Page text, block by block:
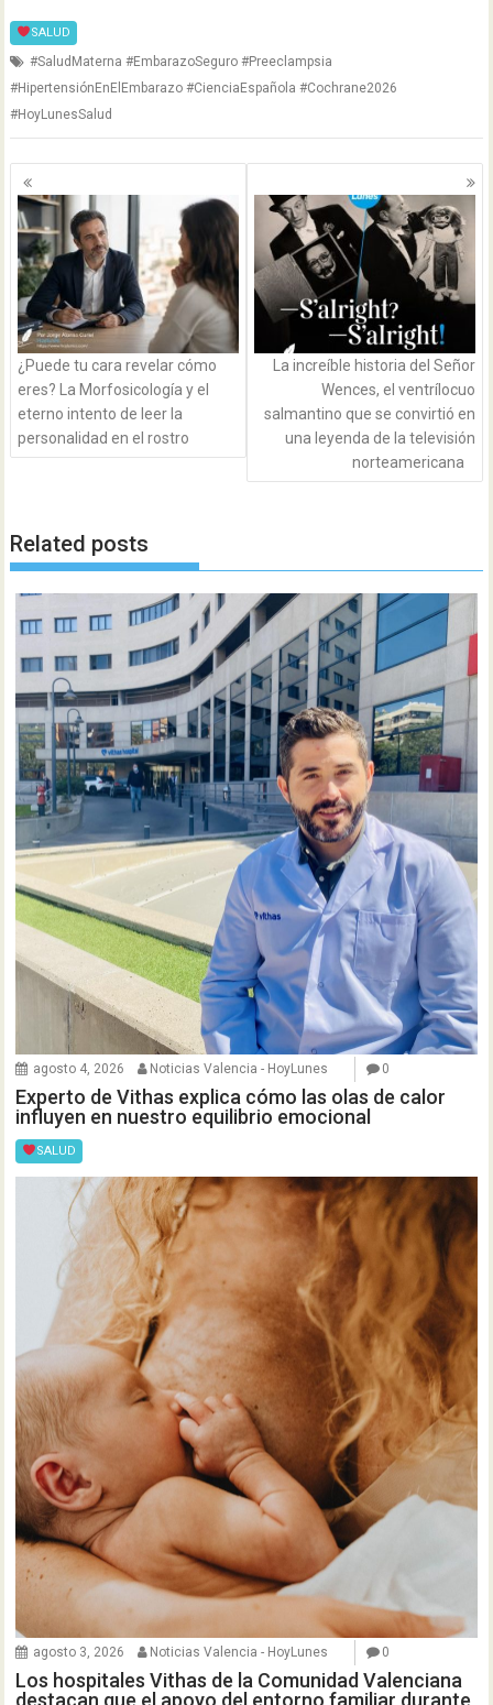
SALUD
#SaludMaterna #EmbarazoSeguro #Preeclampsia
#HipertensiónEnElEmbarazo #CienciaEspañola #Cochrane2026
#HoyLunesSalud
Navegación
de
entradas
¿Puede tu cara revelar cómo
eres? La Morfosicología y el
eterno intento de leer la
personalidad en el rostro
La increíble historia del Señor
Wences, el ventrílocuo
salmantino que se convirtió en
una leyenda de la televisión
norteamericana
Related posts
agosto 4, 2026 Noticias Valencia - HoyLunes 0
Experto de Vithas explica cómo las olas de calor
influyen en nuestro equilibrio emocional
SALUD
agosto 3, 2026 Noticias Valencia - HoyLunes 0
Los hospitales Vithas de la Comunidad Valenciana